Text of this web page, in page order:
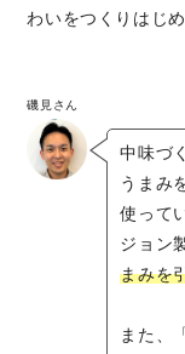
わいをつくりはじ
磯見さん
中味づ
うまみ
使って
ジョン
まみを
また、